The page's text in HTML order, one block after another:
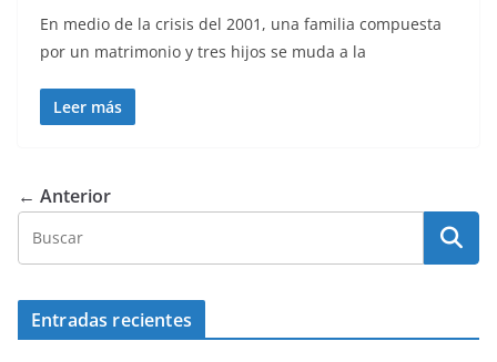
En medio de la crisis del 2001, una familia compuesta
por un matrimonio y tres hijos se muda a la
Leer más
← Anterior
Entradas recientes